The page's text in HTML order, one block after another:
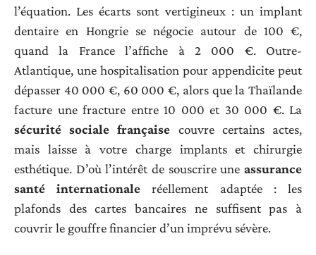
l’équation. Les écarts sont vertigineux : un implant
dentaire en Hongrie se négocie autour de 100 €,
quand la France l’affiche à 2 000 €. Outre-
Atlantique, une hospitalisation pour appendicite peut
dépasser 40 000 €, 60 000 €, alors que la Thaïlande
facture une fracture entre 10 000 et 30 000 €. La
sécurité sociale française couvre certains actes,
mais laisse à votre charge implants et chirurgie
esthétique. D’où l’intérêt de souscrire une assurance
santé internationale réellement adaptée : les
plafonds des cartes bancaires ne suffisent pas à
couvrir le gouffre financier d’un imprévu sévère.